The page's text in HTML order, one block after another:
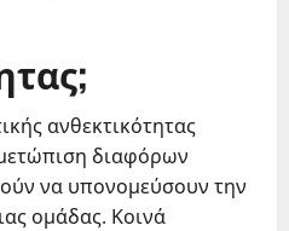
ανθεκτικότητας
διαφόρων
να υπονομεύσουν την
ομάδας. Κοινά